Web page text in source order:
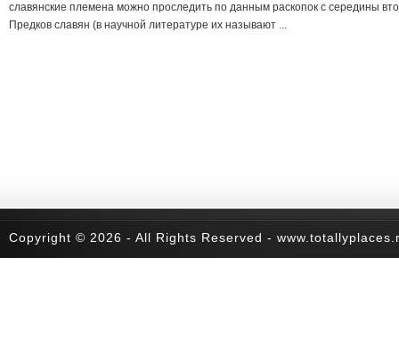
славянские племена можно проследить по данным раскопок с середины
Предков славян (в научной литературе их называют ...
Copyright © 2026 - All Rights Reserved -